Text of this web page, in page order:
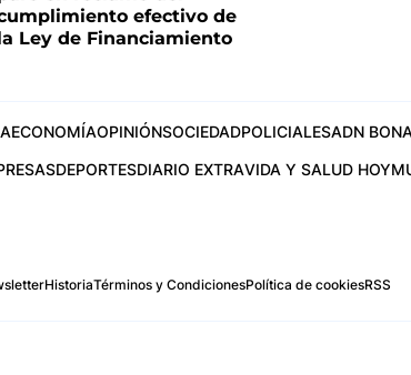
efectivo de
Ley de Financiamiento
ECONOMÍAOPINIÓNSOCIEDADPOLICIALESADN
DEPORTESDIARIO EXTRAVIDA Y SALUD HOY
HistoriaTérminos y CondicionesPolítica de cookiesRSS